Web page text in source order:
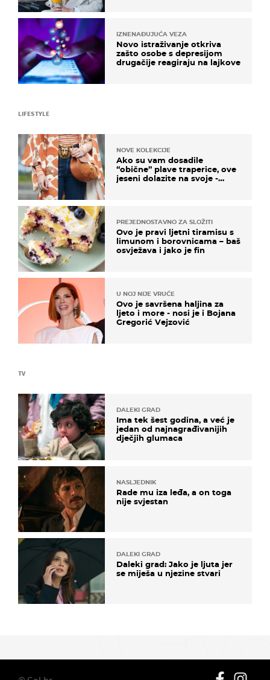
IZNENAĐUJUĆA VEZA
Novo istraživanje otkriva
zašto osobe s depresijom
drugačije reagiraju na lajkove
TV
DALEKI GRAD
Ima tek šest godina, a već je
jedan od najnagrađivanijih
dječjih glumaca
NASLJEDNIK
Rade mu iza leđa, a on toga
nije svjestan
DALEKI GRAD
Daleki grad: Jako je ljuta jer
se miješa u njezine stvari
LIFESTYLE
NOVE KOLEKCIJE
Ako su vam dosadile
“obične” plave traperice, ove
jeseni dolazite na svoje -
PREJEDNOSTAVNO ZA SLOŽITI
Ovo je pravi ljetni tiramisu s
limunom i borovnicama – baš
osvježava i jako je fin
U NOJ NIJE VRUĆE
Ovo je savršena haljina za
ljeto i more - nosi je i Bojana
Gregorić Vejzović